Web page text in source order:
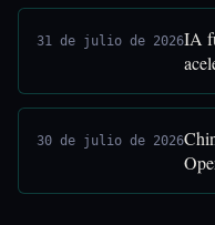
31 de julio de 2026IA
30 de julio de 2026